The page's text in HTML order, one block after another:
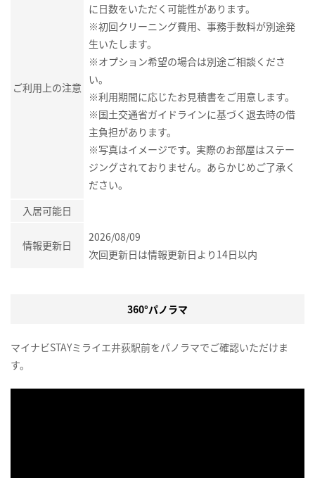
ご利用上の注意
に日数をいただく可能性があります。
※初回クリーニング費用、事務手数料が別途発
生いたします。
※オプション希望の場合は別途ご相談くださ
い。
※利用期間に応じたお見積書をご用意します。
※国土交通省ガイドラインに基づく退去時の借
主負担があります。
※写真はイメージです。実際のお部屋はステー
ジングされておりません。あらかじめご了承く
ださい。
入居可能日
情報更新日
2026/08/09
次回更新日は情報更新日より14日以内
360°パノラマ
マイナビSTAYミライエ井荻駅前をパノラマでご確認いただけま
す。